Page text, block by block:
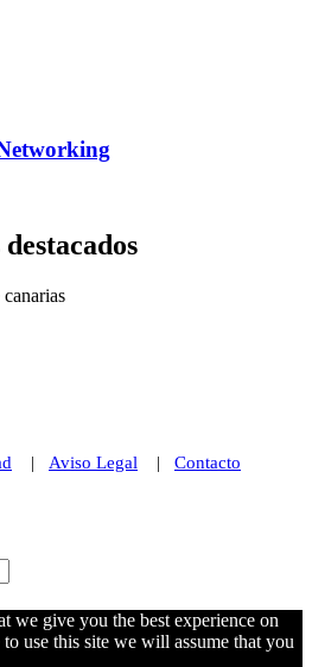
| Aviso Legal | Contacto
we give you the best experience on
use this site we will assume that you